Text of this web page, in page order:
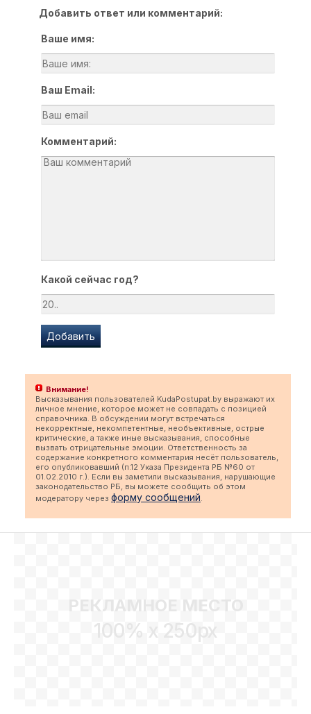
Добавить ответ или комментарий:
Ваше имя:
Ваш Email:
Комментарий:
Какой сейчас год?
Внимание!
Высказывания пользователей KudaPostupat.by выражают их
личное мнение, которое может не совпадать с позицией
справочника. В обсуждении могут встречаться
некорректные, некомпетентные, необъективные, острые
критические, а также иные высказывания, способные
вызвать отрицательные эмоции. Ответственность за
содержание конкретного комментария несёт пользователь,
его опубликовавший (п.12 Указа Президента РБ №60 от
01.02.2010 г.). Если вы заметили высказывания, нарушающие
законодательство РБ, вы можете сообщить об этом
модератору через форму сообщений.
РЕКЛАМНОЕ МЕСТО
100% x 250px